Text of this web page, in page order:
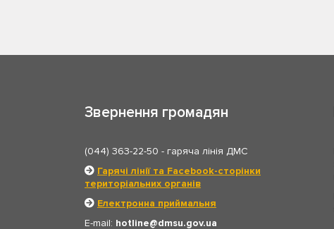
Звернення громадян
(044) 363-22-50 - гаряча лінія ДМС
Гарячі лінії та Facebook-сторінки
територіальних органів
Електронна приймальня
E-mail: hotline dmsu.gov.ua